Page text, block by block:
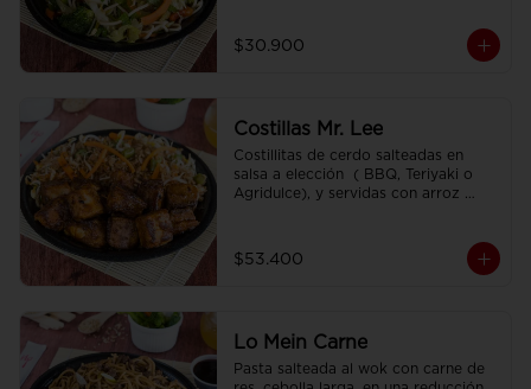
$30.900
Costillas Mr. Lee
Costillitas de cerdo salteadas en
salsa a elección  ( BBQ, Teriyaki o
Agridulce), y servidas con arroz
$53.400
Lo Mein Carne
Pasta salteada al wok con carne de